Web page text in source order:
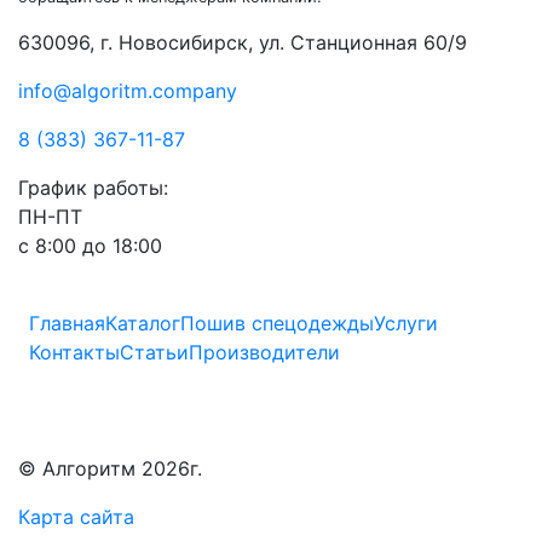
630096, г. Новосибирск, ул. Станционная 60/9
info@algoritm.company
8 (383) 367-11-87
График работы:
ПН-ПТ
с 8:00 до 18:00
ГлавнаяКаталогПошив спецодеждыУслуги
КонтактыСтатьиПроизводители
© Алгоритм 2026г.
Карта сайта